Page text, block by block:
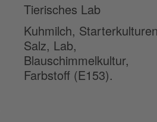
Tierisches Lab
Kuhmilch,
Salz, Lab,
Blauschimmelkultur,
Farbstoff (E153).